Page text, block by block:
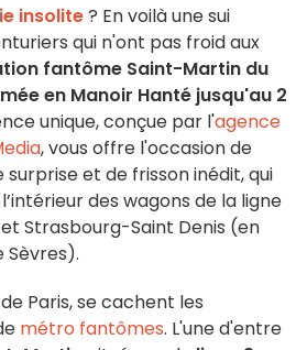
insolite? En voilà une sui
qui n'ont pas froid aux
fantôme Saint-Martin du
en Manoir Hanté jusqu'au 2
unique, conçue par l'agence
, vous offre l'occasion de
et de frisson inédit, qui
des wagons de la ligne
Strasbourg-Saint Denis (en
Sèvres).
Paris, se cachent les
métro fantômes. L'une d'entre